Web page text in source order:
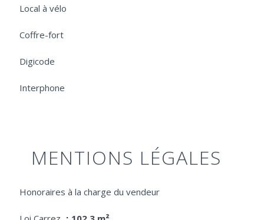
Local à vélo
Coffre-fort
Digicode
Interphone
MENTIONS LÉGALES
Honoraires à la charge du vendeur